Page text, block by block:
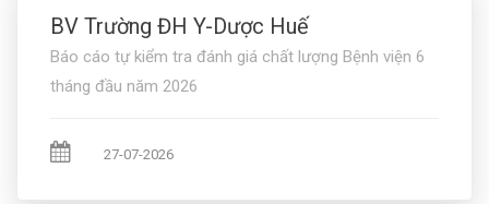
BV Trường ĐH Y-Dược Huế
Báo cáo tự kiểm tra đánh giá chất lượng Bệnh viện 6
tháng đầu năm 2026
27-07-2026